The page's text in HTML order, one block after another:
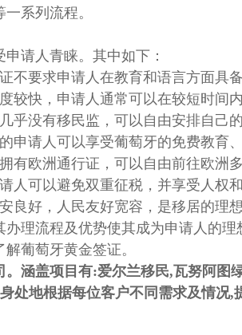
系列流程。
请人青睐。其中如下：
要求申请人在教育和语言方面具备
快，申请人通常可以在较短时间内
没有移民监，可以自由安排自己的
请人可以享受葡萄牙的免费教育、
欧洲通行证，可以自由前往欧洲多
可以避免双重征税，并享受人权和
好，人民友好宽容，是移居的理想
流程及优势使其成为申请人的理
葡萄牙黄金签证。
。涵盖项目有:爱尔兰移民,瓦努阿图
处地根据每位客户不同需求及情况,